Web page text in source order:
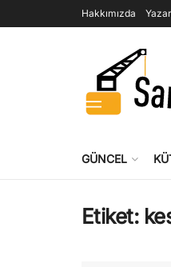
Hakkımızda
GÜNCEL
Etiket: